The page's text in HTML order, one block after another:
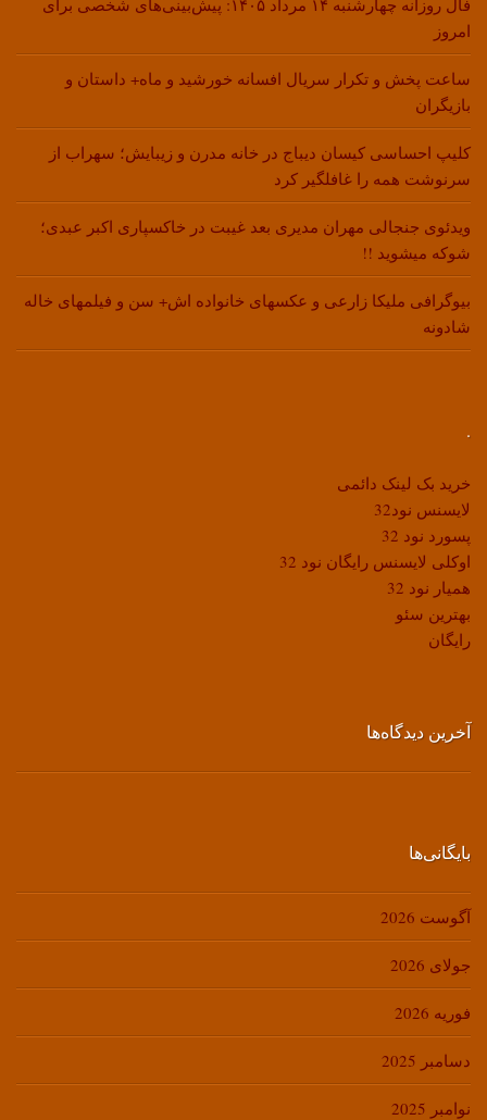
فال روزانه چهارشنبه ۱۴ مرداد ۱۴۰۵: پیش‌بینی‌های شخصی برای
امروز
ساعت پخش و تکرار سریال افسانه خورشید و ماه+ داستان و
بازیگران
کلیپ احساسی کیسان دیباج در خانه مدرن و زیبایش؛ سهراب از
سرنوشت همه را غافلگیر کرد
ویدئوی جنجالی مهران مدیری بعد غیبت در خاکسپاری اکبر عبدی؛
شوکه میشوید !!
بیوگرافی ملیکا زارعی و عکسهای خانواده اش+ سن و فیلمهای خاله
شادونه
.
خرید بک لینک دائمی
لایسنس نود32
پسورد نود 32
اوکلی لایسنس رایگان نود 32
همیار نود 32
بهترین سئو
رایگان
آخرین دیدگاه‌ها
بایگانی‌ها
آگوست 2026
جولای 2026
فوریه 2026
دسامبر 2025
نوامبر 2025